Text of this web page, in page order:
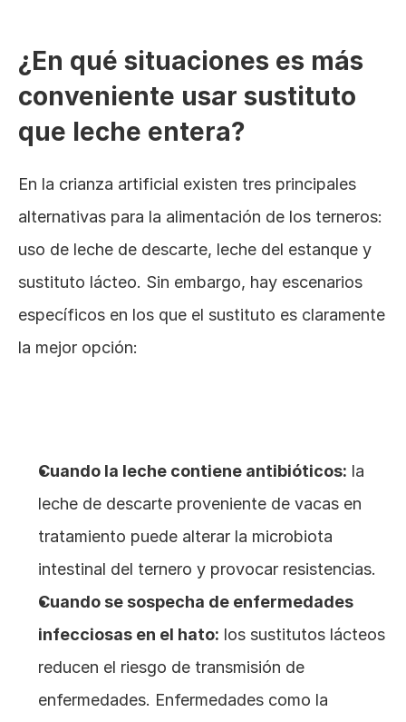
¿En qué situaciones es más
conveniente usar sustituto
que leche entera?
En la crianza artificial existen tres principales
alternativas para la alimentación de los terneros:
uso de leche de descarte, leche del estanque y
sustituto lácteo. Sin embargo, hay escenarios
específicos en los que el sustituto es claramente
la mejor opción:
Cuando la leche contiene antibióticos: la
leche de descarte proveniente de vacas en
tratamiento puede alterar la microbiota
intestinal del ternero y provocar resistencias.
Cuando se sospecha de enfermedades
infecciosas en el hato: los sustitutos lácteos
reducen el riesgo de transmisión de
enfermedades. Enfermedades como la